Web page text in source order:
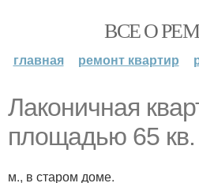
ВСЕ О
главная ремонт квартир
Лаконичная
площадью 65 кв.
м., в старом доме.